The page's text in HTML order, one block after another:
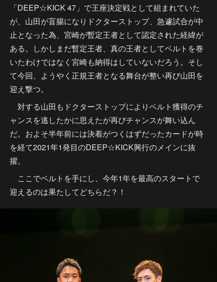
「DEEP☆KICK 47」で王座決定戦として組まれていた
が、山田が盲腸になりドクターストップ、急遽試合が中
止となった為、宮崎が暫定王者として認定された経緯が
ある。しかしまだ暫定王者、真の王者としてベルトを巻
いたわけではなく宮崎も納得はしていないだろう。そし
て今回、ようやく正規王者となる舞台が整い再び山田を
迎え撃つ。
対する山田もドクターストップによりベルト獲得のチ
ャンスを逃したかに思えたが再びチャンスが舞い込ん
だ。およそ半年前には決着がつくはずだったカードが時
を経て2021年1発目のDEEP☆KICK興行のメインに抜
擢。
ここでベルトを手にし、今年1年を最高のスタートで
迎えるのは果たしてどちらだ？！